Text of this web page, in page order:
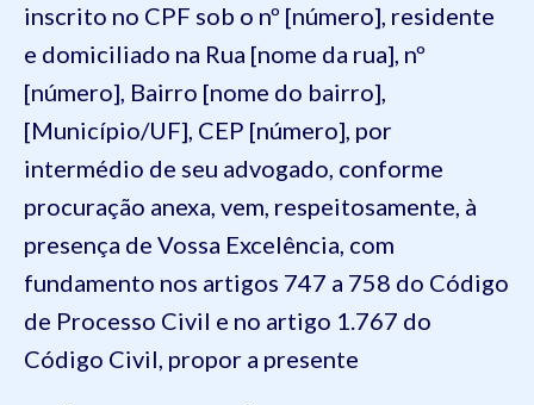
inscrito no CPF sob o nº [número], residente
e domiciliado na Rua [nome da rua], nº
[número], Bairro [nome do bairro],
[Município/UF], CEP [número], por
intermédio de seu advogado, conforme
procuração anexa, vem, respeitosamente, à
presença de Vossa Excelência, com
fundamento nos artigos 747 a 758 do Código
de Processo Civil e no artigo 1.767 do
Código Civil, propor a presente